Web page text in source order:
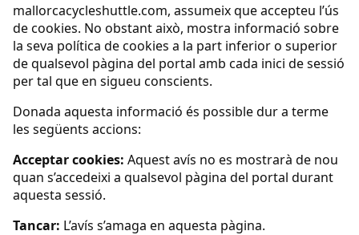
mallorcacycleshuttle.com, assumeix que accepteu l’ús
de cookies. No obstant això, mostra informació sobre
la seva política de cookies a la part inferior o superior
de qualsevol pàgina del portal amb cada inici de sessió
per tal que en sigueu conscients.
Donada aquesta informació és possible dur a terme
les següents accions:
Acceptar cookies: Aquest avís no es mostrarà de nou
quan s’accedeixi a qualsevol pàgina del portal durant
aquesta sessió.
Tancar: L’avís s’amaga en aquesta pàgina.